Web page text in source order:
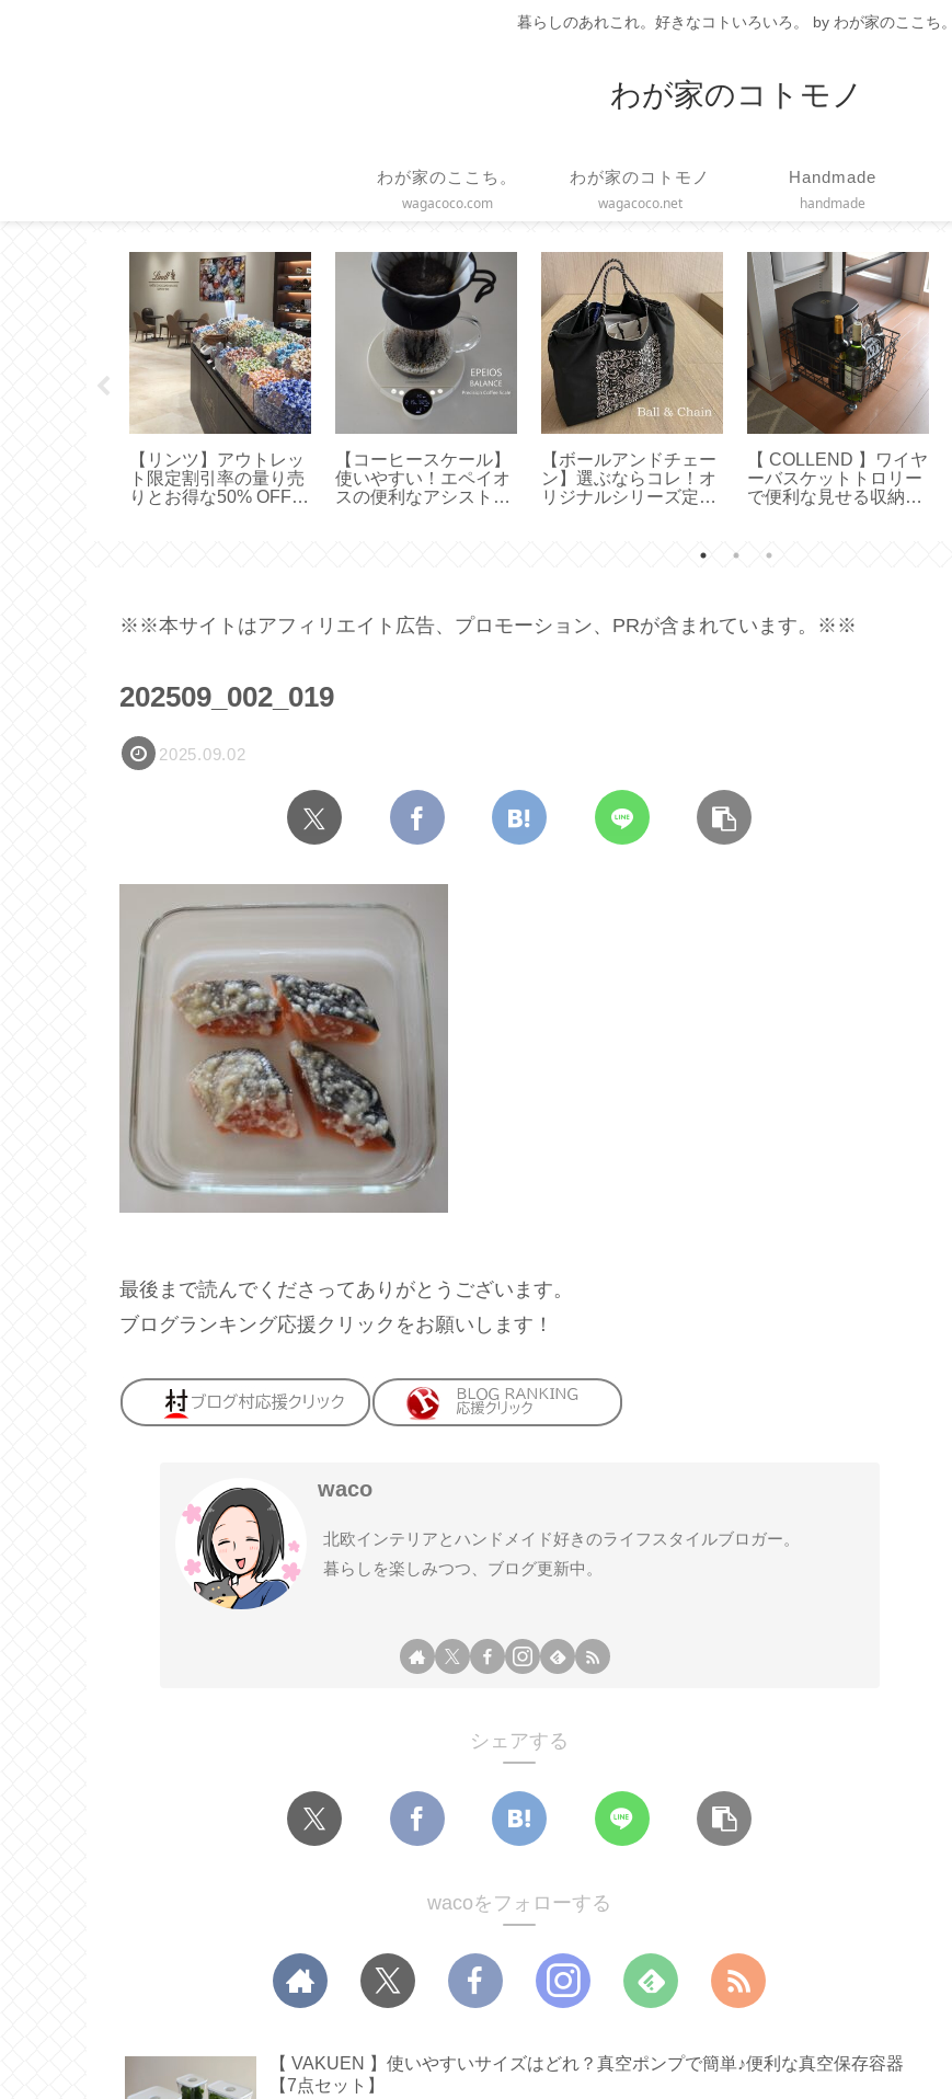
暮らしのあれこれ。好きなコトいろいろ。 by わが家のここち。
わが家のコトモノ
わが家のここち。
wagacoco.com
わが家のコトモノ
wagacoco.net
Handmade
handmade
【Sliet】これ正解！お
すすめは無理なく履け
るスリエット【体幹を
【固形ハンドクリー
ム】エディンバラナチ
ュラルスキンケア
【 dアニメTV テレビ
画面で見る方法】ミラ
ーリングで外部出力の
【リンツ】ゴールドバ
ニーを食べてみました
【 Lindt Gold Bunny
※※本サイトはアフィリエイト広告、プロモーション、PRが含まれています。※※
202509_002_019
2025.09.02
最後まで読んでくださってありがとうございます。
ブログランキング応援クリックをお願いします！
waco
北欧インテリアとハンドメイド好きのライフスタイルブロガー。
暮らしを楽しみつつ、ブログ更新中。
シェアする
wacoをフォローする
【 VAKUEN 】使いやすいサイズはどれ？真空ポンプで簡単♪便利な真空保存容器
【7点セット】